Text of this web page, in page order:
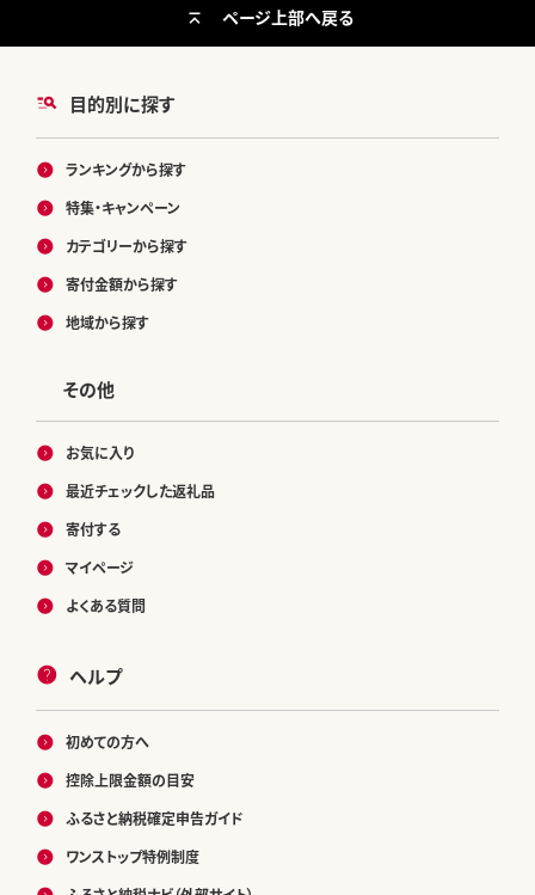
目的別に探す
ランキングから探す
特集・キャンペーン
カテゴリーから探す
寄付金額から探す
地域から探す
その他
お気に入り
最近チェックした返礼品
寄付する
マイページ
よくある質問
ヘルプ
初めての方へ
控除上限金額の目安
ふるさと納税確定申告ガイド
ワンストップ特例制度
ページ上部へ戻る